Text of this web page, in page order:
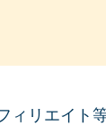
ィリエイト